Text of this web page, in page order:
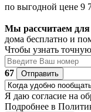
по выгодной цене 9
Мы рассчитаем для
дома бесплатно и
Чтобы узнать
67
Отправить
Я даю согласие на
Подробнее в